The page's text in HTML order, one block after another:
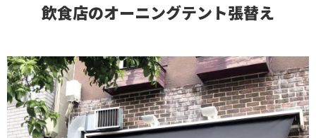
飲食店のオーニングテント張替え